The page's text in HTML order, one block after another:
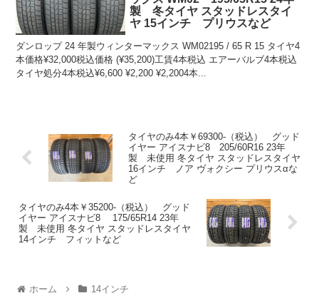
製 冬タイヤ スタッドレスタイ
ヤ 15インチ プリウスなど
ダンロップ 24 年製ウィンターマックス WM02195 / 65 R 15 タイヤ4
本価格¥32,000税込価格 (¥35,200)工賃4本税込 エアーバルブ4本税込
タイヤ処分4本税込¥6,600 ¥2,200 ¥2,2004本...
タイヤのみ4本￥69300-（税込） グッド
イヤー アイスナビ8 205/60R16 23年
製 未使用 冬タイヤ スタッドレスタイヤ
16インチ ノア ヴォクシー プリウスαな
ど
タイヤのみ4本￥35200-（税込） グッド
イヤー アイスナビ8 175/65R14 23年
製 未使用 冬タイヤ スタッドレスタイヤ
14インチ フィットなど
ホーム 14インチ